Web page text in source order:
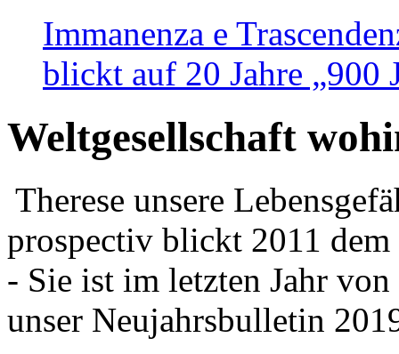
Immanenza e
blickt auf 20 Jahre „900
Weltgesellschaft
Therese unsere
prospectiv blickt 2011
- Sie ist im letzten Jahr
unser Neujahrsbulletin